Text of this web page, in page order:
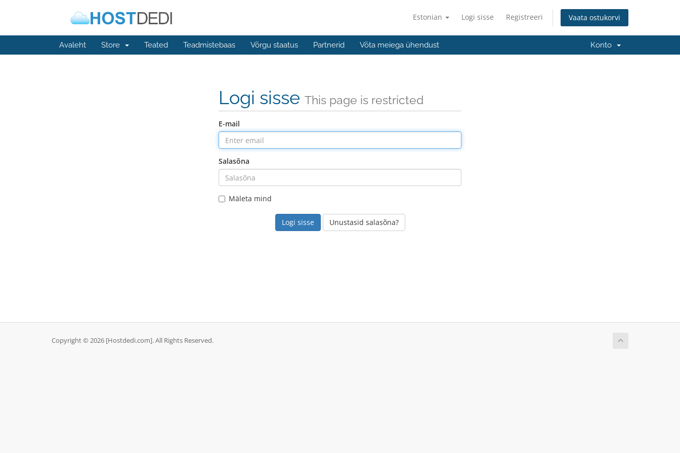
Estonian Logi sisse Registreeri Vaata ostukorvi
Avaleht Store Teated Teadmistebaas Võrgu staatus Partnerid Võta meiega ühendust Konto
Logi sisse This page is restricted
E-mail
Salasõna
Mäleta mind
Unustasid salasõna?
Copyright © 2026 [Hostdedi.com]. All Rights Reserved.